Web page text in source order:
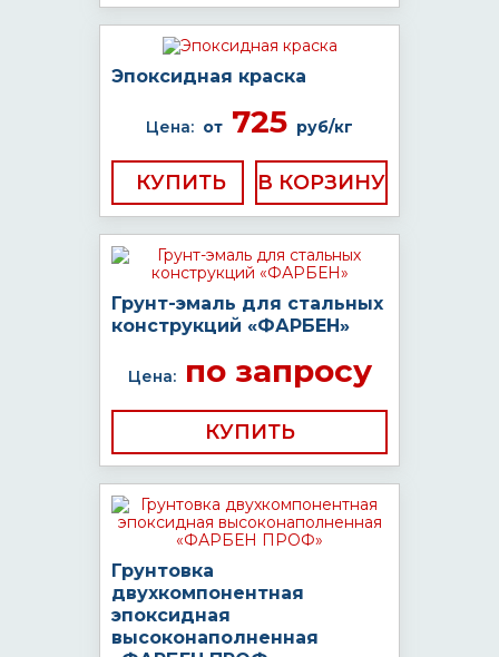
Эпоксидная краска
Цена: от 725 руб/кг
КУПИТЬ
Грунт-эмаль для стальных
конструкций «ФАРБЕН»
Цена:по запросу
КУПИТЬ
Грунтовка
двухкомпонентная
эпоксидная
высоконаполненная